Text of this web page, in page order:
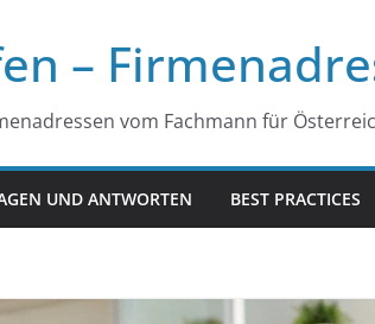
–
vom Fachmann für
UND ANTWORTEN BEST PRACTICES